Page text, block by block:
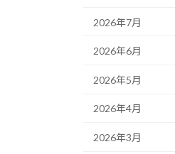
2026年7月
2026年6月
2026年5月
2026年4月
2026年3月